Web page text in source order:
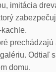
imitácia
Odtiaľ
domu.